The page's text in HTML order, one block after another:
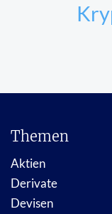
Themen
Aktien
Derivate
Devisen